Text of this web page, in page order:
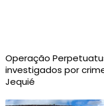
Operação
investigados por
Jequié